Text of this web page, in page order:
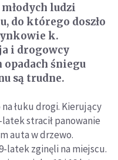
ludzi
do którego doszło
k.
i drogowcy
opadach śniegu
są trudne.
łuku drogi. Kierujący
stracił panowanie
auta w drzewo.
latek zginęli na miejscu.